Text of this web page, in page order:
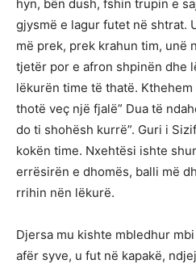
hyn, bën dush, fshin trupin e
gjysmë e lagur futet në shtrat.
më prek, prek krahun tim, unë
tjetër por e afron shpinën dhe
lëkurën time të thatë. Kthehem
thotë veç një fjalë” Dua të
do ti shohësh kurrë”. Guri i
kokën time. Nxehtësi ishte
errësirën e dhomës, balli më
rrihin nën lëkurë.
Djersa mu kishte mbledhur
afër syve, u fut në kapakë,